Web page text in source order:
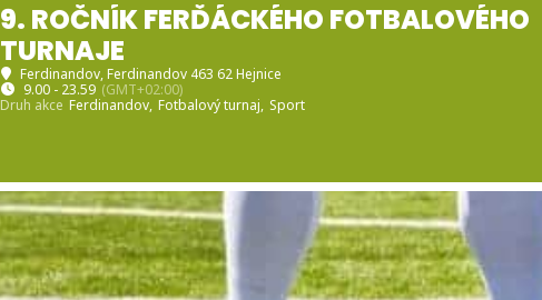
9. ROČNÍK FERĎÁCKÉHO FOTBALOVÉHO
TURNAJE
Ferdinandov, Ferdinandov 463 62 Hejnice
9.00 - 23.59 (GMT+02:00)
Druh akce Ferdinandov, Fotbalový turnaj, Sport